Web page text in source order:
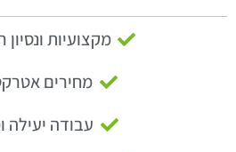
מקצועיות
מחירים
עבודה יעילה